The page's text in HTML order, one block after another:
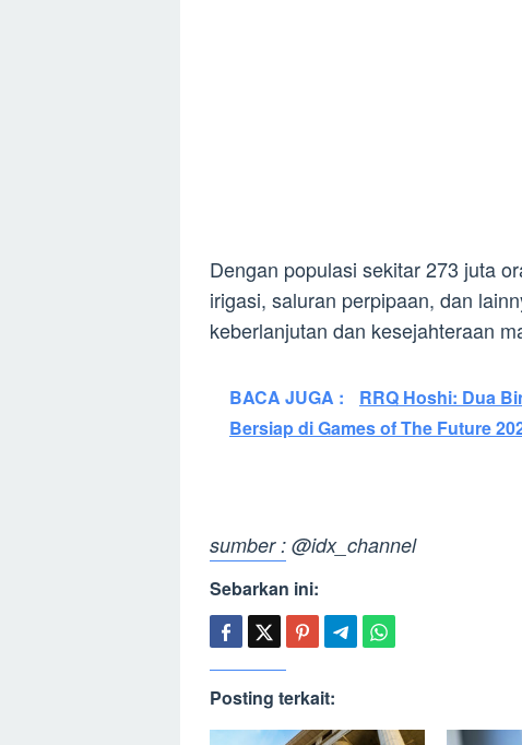
Dengan populasi sekitar 273 juta
irigasi, saluran perpipaan, dan
keberlanjutan dan kesejahteraan
BACA JUGA :
RRQ Hoshi: Dua
Bersiap di Games of The Future
sumber : @idx_channel
Sebarkan ini:
Posting terkait: